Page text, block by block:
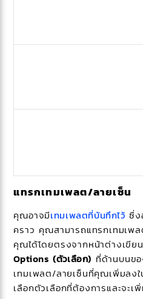
แทรกเทมเพลต/ลายเซ็น
คุณอาจมีเทมเพลตที่บันทึกไว้ ซึ่ง
คราว คุณสามารถแทรกเทมเพ
คุณได้โดยตรงจากหน้าต่างเขีย
Options (ตัวเลือก) ที่ด้านบนข
เทมเพลต/ลายเซ็นที่คุณเพิ่มลง
เลือกตัวเลือกที่ต้องการและจะ